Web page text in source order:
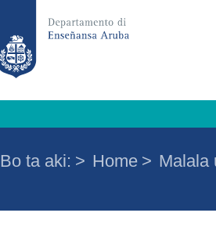
Bo ta aki: > Home > Malala